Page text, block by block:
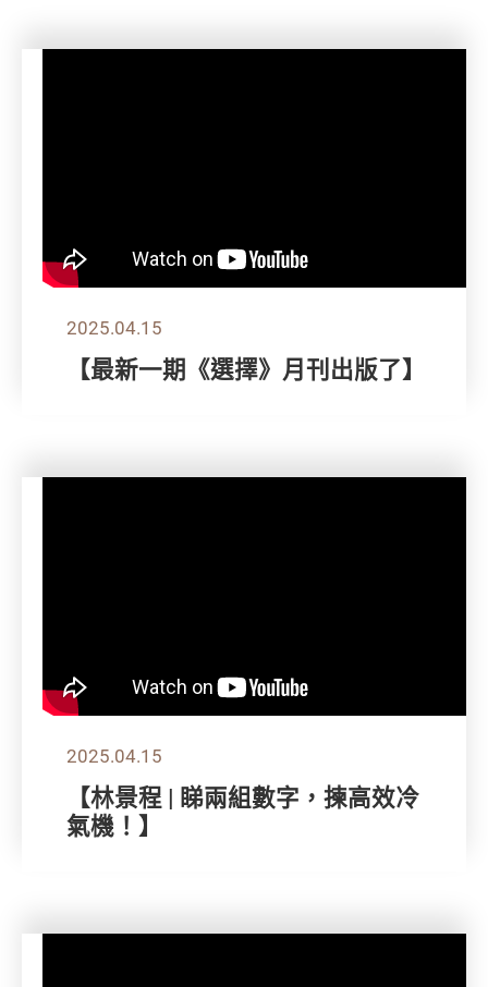
2025.04.15
【最新一期《選擇》月刊出版了】
2025.04.15
【林景程 | 睇兩組數字，揀高效冷
氣機！】